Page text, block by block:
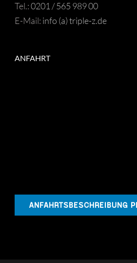
Tel.:0201 / 565 989 00
E-Mail: info (a) triple-z.de
ANFAHRT
ANFAHRTSBESCHREIBUNG